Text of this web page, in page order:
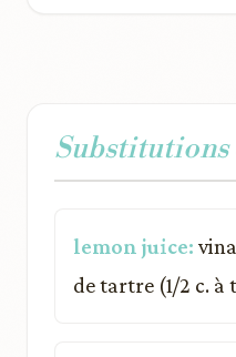
lemon juice:
de tartre (1/2 c. à